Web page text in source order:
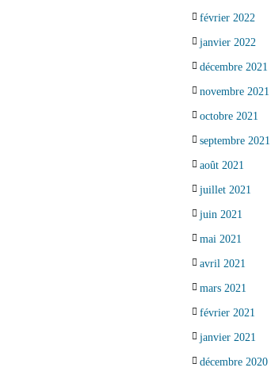
février 2022
janvier 2022
décembre 2021
novembre 2021
octobre 2021
septembre 2021
août 2021
juillet 2021
juin 2021
mai 2021
avril 2021
mars 2021
février 2021
janvier 2021
décembre 2020